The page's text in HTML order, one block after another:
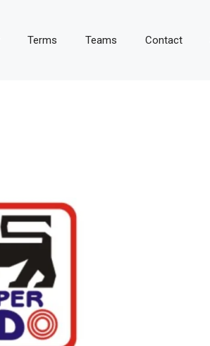
Terms Teams Contact